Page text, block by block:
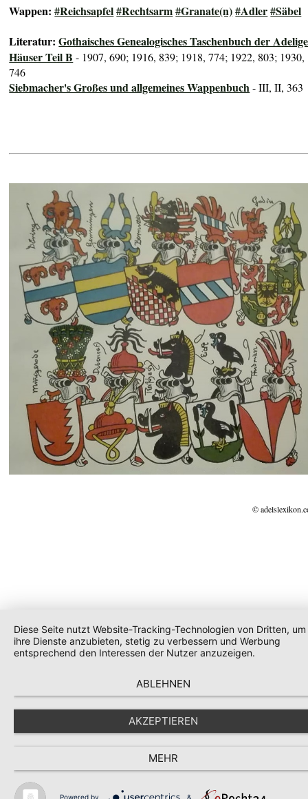
Wappen:#Reichsapfel#Rechtsarm#Granate(n)#Adler#Säbel
Literatur:Gothaisches Genealogisches Taschenbuch der
Häuser Teil B - 1907, 690; 1916, 839; 1918, 774; 1922, 803; 1930,
746
Siebmacher's Großes und allgemeines Wappenbuch- III, II, 363
©
Diese Seite nutzt Website-Tracking-Technologien von Dritten, um
ihre Dienste anzubieten, stetig zu verbessern und Werbung
entsprechend den Interessen der Nutzer anzuzeigen.
ABLEHNEN
AKZEPTIEREN
MEHR
Powered by &